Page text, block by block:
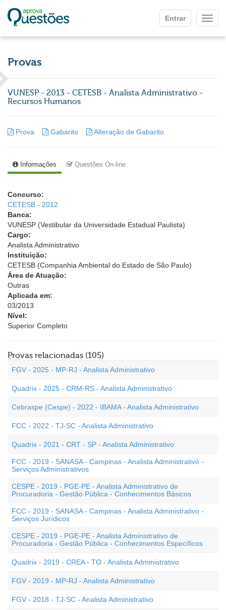
Entrar
Provas
VUNESP - 2013 - CETESB - Analista Administrativo -
Recursos Humanos
Prova Gabarito Alteração de Gabarito
Informações Questões On-line
Concurso:
CETESB - 2012
Banca:
VUNESP (Vestibular da Universidade Estadual Paulista)
Cargo:
Analista Administrativo
Instituição:
CETESB (Companhia Ambiental do Estado de São Paulo)
Área de Atuação:
Outras
Aplicada em:
03/2013
Nível:
Superior Completo
Provas relacionadas (105)
FGV - 2025 - MP-RJ - Analista Administrativo
Quadrix - 2025 - CRM-RS - Analista Administrativo
Cebraspe (Cespe) - 2022 - IBAMA - Analista Administrativo
FCC - 2022 - TJ-SC - Analista Administrativo
Quadrix - 2021 - CRT - SP - Analista Administrativo
FCC - 2019 - SANASA - Campinas - Analista Administrativo -
Serviços Administrativos
CESPE - 2019 - PGE-PE - Analista Administrativo de
Procuradoria - Gestão Pública - Conhecimentos Básicos
FCC - 2019 - SANASA - Campinas - Analista Administrativo -
Serviços Jurídicos
CESPE - 2019 - PGE-PE - Analista Administrativo de
Procuradoria - Gestão Pública - Conhecimentos Específicos
Quadrix - 2019 - CREA - TO - Analista Administrativo
FGV - 2019 - MP-RJ - Analista Administrativo
FGV - 2018 - TJ-SC - Analista Administrativo